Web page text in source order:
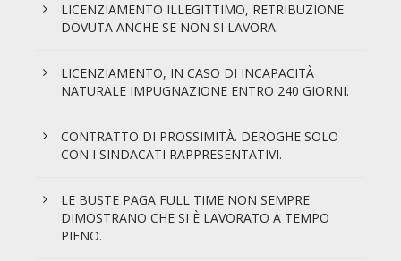
LICENZIAMENTO ILLEGITTIMO, RETRIBUZIONE
DOVUTA ANCHE SE NON SI LAVORA.
LICENZIAMENTO, IN CASO DI INCAPACITÀ
NATURALE IMPUGNAZIONE ENTRO 240 GIORNI.
CONTRATTO DI PROSSIMITÀ. DEROGHE SOLO
CON I SINDACATI RAPPRESENTATIVI.
LE BUSTE PAGA FULL TIME NON SEMPRE
DIMOSTRANO CHE SI È LAVORATO A TEMPO
PIENO.